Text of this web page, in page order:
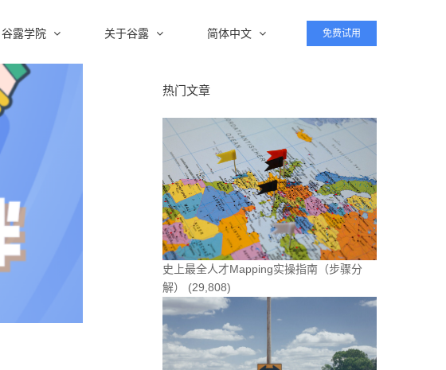
谷露学院 关于谷露 简体中文 免费试用
热门文章
史上最全人才Mapping实操指南（步骤分
解）
(29,808)